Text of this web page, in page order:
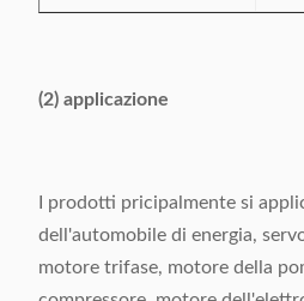
(2) applicazione
I prodotti pricipalmente si
dell'automobile di energia,
motore trifase, motore della